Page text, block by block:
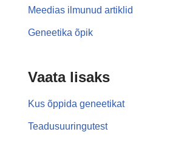
Meedias ilmunud artiklid
Geneetika õpik
Vaata lisaks
Kus õppida geneetikat
Teadusuuringutest